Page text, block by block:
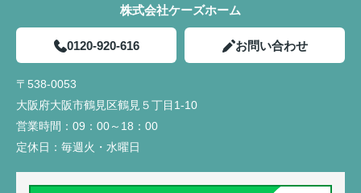
株式会社ケーズホーム
0120-920-616 お問い合わせ
〒538-0053
大阪府大阪市鶴見区鶴見５丁目1-10
営業時間： 09：00～18：00
定休日： 毎週火・水曜日